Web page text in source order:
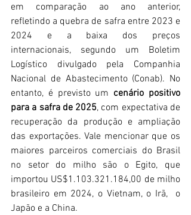
em comparação ao ano anterior,
refletindo a quebra de safra entre 2023 e
2024 e a baixa dos preços
internacionais, segundo um Boletim
Logístico divulgado pela Companhia
Nacional de Abastecimento (Conab). No
entanto, é previsto um cenário positivo
para a safra de 2025, com expectativa de
recuperação da produção e ampliação
das exportações. Vale mencionar que os
maiores parceiros comerciais do Brasil
no setor do milho são o Egito, que
importou US$1.103.321.184,00 de milho
brasileiro em 2024, o Vietnam, o Irã,  o
Japão e a China.